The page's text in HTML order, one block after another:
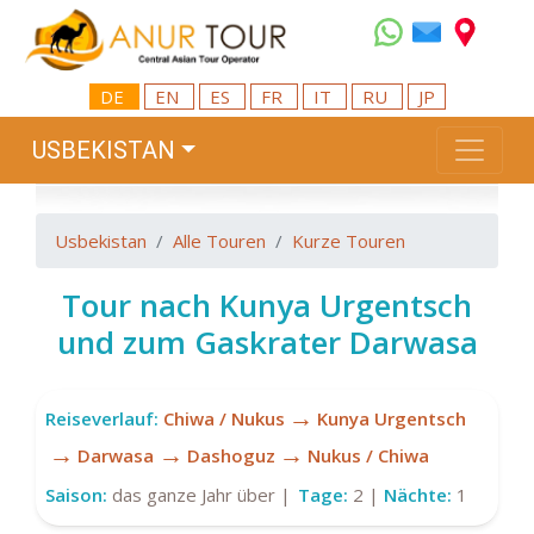
DE EN ES FR IT RU JP
USBEKISTAN
Usbekistan Alle Touren Kurze Touren
Tour nach Kunya Urgentsch
und zum Gaskrater Darwasa
Reiseverlauf: Chiwa / Nukus → Kunya Urgentsch
→ Darwasa → Dashoguz → Nukus / Chiwa
Saison: das ganze Jahr über | Tage: 2 | Nächte: 1